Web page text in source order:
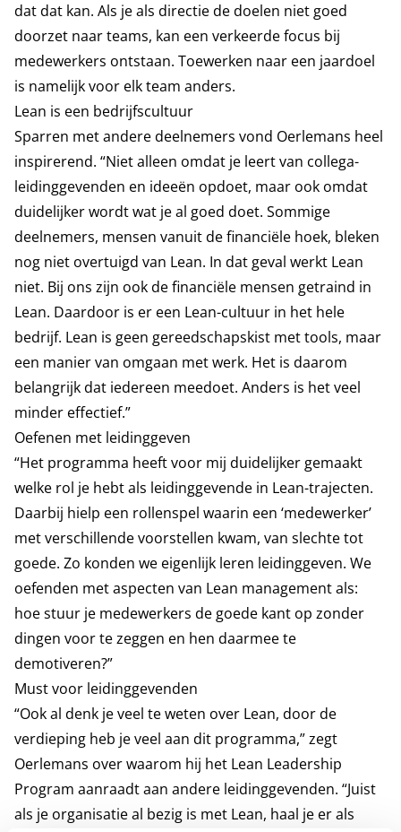
dat dat kan. Als je als directie de doelen niet goed
doorzet naar teams, kan een verkeerde focus bij
medewerkers ontstaan. Toewerken naar een jaardoel
is namelijk voor elk team anders.
Lean is een bedrijfscultuur
Sparren met andere deelnemers vond Oerlemans heel
inspirerend. “Niet alleen omdat je leert van collega-
leidinggevenden en ideeën opdoet, maar ook omdat
duidelijker wordt wat je al goed doet. Sommige
deelnemers, mensen vanuit de financiële hoek, bleken
nog niet overtuigd van Lean. In dat geval werkt Lean
niet. Bij ons zijn ook de financiële mensen getraind in
Lean. Daardoor is er een Lean-cultuur in het hele
bedrijf. Lean is geen gereedschapskist met tools, maar
een manier van omgaan met werk. Het is daarom
belangrijk dat iedereen meedoet. Anders is het veel
minder effectief.”
Oefenen met leidinggeven
“Het programma heeft voor mij duidelijker gemaakt
welke rol je hebt als leidinggevende in Lean-trajecten.
Daarbij hielp een rollenspel waarin een ‘medewerker’
met verschillende voorstellen kwam, van slechte tot
goede. Zo konden we eigenlijk leren leidinggeven. We
oefenden met aspecten van Lean management als:
hoe stuur je medewerkers de goede kant op zonder
dingen voor te zeggen en hen daarmee te
demotiveren?”
Must voor leidinggevenden
“Ook al denk je veel te weten over Lean, door de
verdieping heb je veel aan dit programma,” zegt
Oerlemans over waarom hij het Lean Leadership
Program aanraadt aan andere leidinggevenden. “Juist
als je organisatie al bezig is met Lean, haal je er als